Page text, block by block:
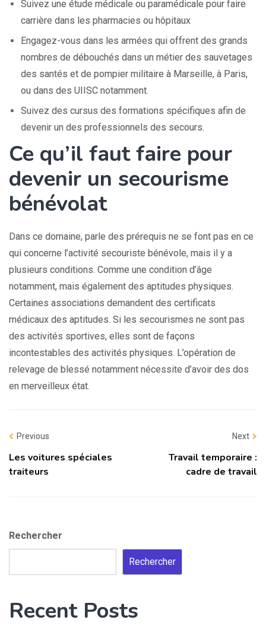
Suivez une étude médicale ou paramédicale pour faire
carrière dans les pharmacies ou hôpitaux
Engagez-vous dans les armées qui offrent des grands
nombres de débouchés dans un métier des sauvetages
des santés et de pompier militaire à Marseille, à Paris,
ou dans des UIISC notamment.
Suivez des cursus des formations spécifiques afin de
devenir un des professionnels des secours.
Ce qu’il faut faire pour
devenir un secourisme
bénévolat
Dans ce domaine, parle des prérequis ne se font pas en ce
qui concerne l’activité secouriste bénévole, mais il y a
plusieurs conditions. Comme une condition d’âge
notamment, mais également des aptitudes physiques.
Certaines associations demandent des certificats
médicaux des aptitudes. Si les secourismes ne sont pas
des activités sportives, elles sont de façons
incontestables des activités physiques. L’opération de
relevage de blessé notamment nécessite d’avoir des dos
en merveilleux état.
Previous
Les voitures spéciales
traiteurs
Next
Travail temporaire :
cadre de travail
Rechercher
Rechercher
Recent Posts